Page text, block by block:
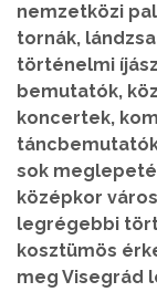
nemzetközi
tornák,
történelmi
bemutatók,
koncertek,
sok
középkor
legrégebbi
kosztümös
meg Visegrád